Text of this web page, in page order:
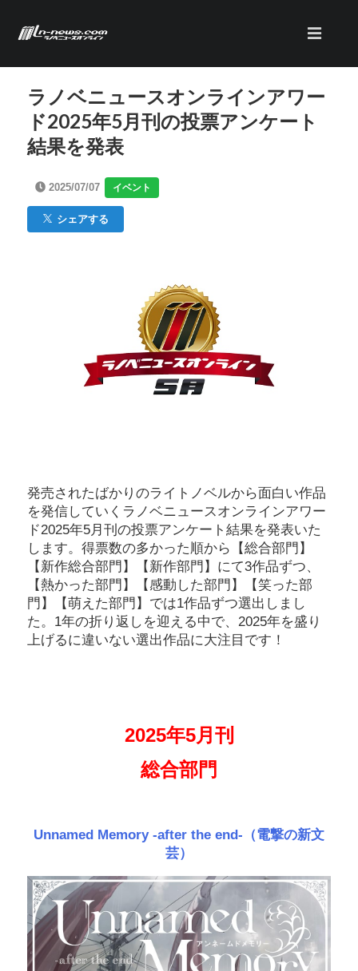
ラノベニュースオンラインアワー
ド2025年5月刊の投票アンケート
結果を発表
2025/07/07 イベント
シェアする
発売されたばかりのライトノベルから面白い作品
を発信していくラノベニュースオンラインアワー
ド2025年5月刊の投票アンケート結果を発表いた
します。得票数の多かった順から【総合部門】
【新作総合部門】【新作部門】にて3作品ずつ、
【熱かった部門】【感動した部門】【笑った部
門】【萌えた部門】では1作品ずつ選出しまし
た。1年の折り返しを迎える中で、2025年を盛り
上げるに違いない選出作品に大注目です！
2025年5月刊
総合部門
Unnamed Memory -after the end-（電撃の新文
芸）